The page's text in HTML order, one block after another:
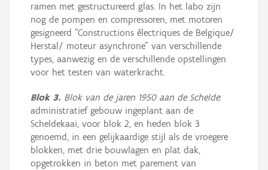
ramen met gestructureerd glas. In het labo zijn
nog de pompen en compressoren, met motoren
gesigneerd "Constructions électriques de Belgique/
Herstal/ moteur asynchrone" van verschillende
types, aanwezig en de verschillende opstellingen
voor het testen van waterkracht.
Blok 3. Blok van de jaren 1950 aan de Schelde:
administratief gebouw ingeplant aan de
Scheldekaai, voor blok 2, en heden blok 3
genoemd, in een gelijkaardige stijl als de vroegere
blokken, met drie bouwlagen en plat dak,
opgetrokken in beton met parement van